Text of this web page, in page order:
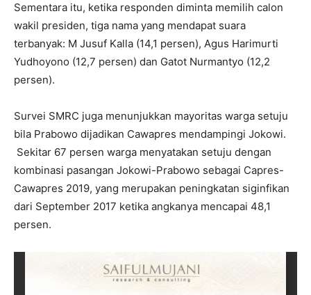
Sementara itu, ketika responden diminta memilih calon
wakil presiden, tiga nama yang mendapat suara
terbanyak: M Jusuf Kalla (14,1 persen), Agus Harimurti
Yudhoyono (12,7 persen) dan Gatot Nurmantyo (12,2
persen).
Survei SMRC juga menunjukkan mayoritas warga setuju
bila Prabowo dijadikan Cawapres mendampingi Jokowi.
Sekitar 67 persen warga menyatakan setuju dengan
kombinasi pasangan Jokowi-Prabowo sebagai Capres-
Cawapres 2019, yang merupakan peningkatan siginfikan
dari September 2017 ketika angkanya mencapai 48,1
persen.